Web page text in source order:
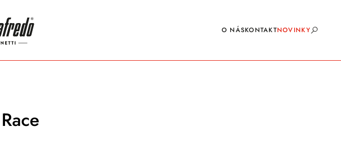
O NÁSKONTAKTNOVINKY